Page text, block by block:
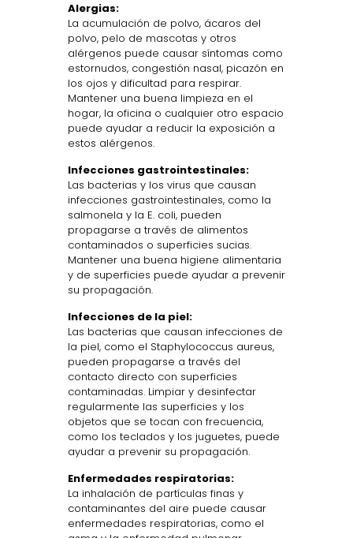
Alergias:
La acumulación de polvo, ácaros del
polvo, pelo de mascotas y otros
alérgenos puede causar síntomas como
estornudos, congestión nasal, picazón en
los ojos y dificultad para respirar.
Mantener una buena limpieza en el
hogar, la oficina o cualquier otro espacio
puede ayudar a reducir la exposición a
estos alérgenos.
Infecciones gastrointestinales:
Las bacterias y los virus que causan
infecciones gastrointestinales, como la
salmonela y la E. coli, pueden
propagarse a través de alimentos
contaminados o superficies sucias.
Mantener una buena higiene alimentaria
y de superficies puede ayudar a prevenir
su propagación.
Infecciones de la piel:
Las bacterias que causan infecciones de
la piel, como el Staphylococcus aureus,
pueden propagarse a través del
contacto directo con superficies
contaminadas. Limpiar y desinfectar
regularmente las superficies y los
objetos que se tocan con frecuencia,
como los teclados y los juguetes, puede
ayudar a prevenir su propagación.
Enfermedades respiratorias:
La inhalación de partículas finas y
contaminantes del aire puede causar
enfermedades respiratorias, como el